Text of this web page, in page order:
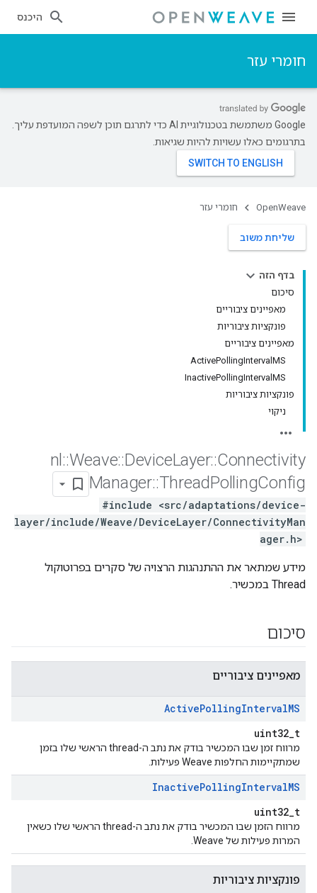
היכנס
חומרי עזר
‫Google משתמשת בטכנולוגיית AI כדי לתרגם תוכן לשפה המועדפת עליך.
בתרגומים כאלו עשויות להיות שגיאות.
OpenWeave חומרי עזר
שליחת משוב
בדף הזה
סיכום
מאפיינים ציבוריים
פונקציות ציבוריות
מאפיינים ציבוריים
ActivePollingIntervalMS
InactivePollingIntervalMS
פונקציות ציבוריות
ניקוי
nl ::Weave::DeviceLayer::Connectivity
Manager::ThreadPollingConfig
#include <src/adaptations/device-
layer/include/Weave/DeviceLayer/ConnectivityMan
ager.h>
מידע שמתאר את ההתנהגות הרצויה של סקרים בפרוטוקול
Thread במכשיר.
סיכום
מאפיינים ציבוריים
ActivePollingIntervalMS
uint32_t
מרווח זמן שבו המכשיר בודק את נתב ה-thread הראשי שלו בזמן
שמתקיימות החלפות Weave פעילות.
InactivePollingIntervalMS
uint32_t
מרווח הזמן שבו המכשיר בודק את נתב ה-thread הראשי שלו כשאין
המרות פעילות של Weave.
פונקציות ציבוריות